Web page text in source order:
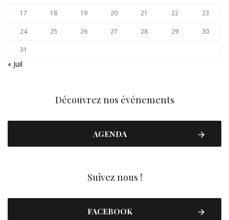
17 18 19 20 21 22 23
24 25 26 27 28 29 30
31
« Juil
Découvrez nos événements
AGENDA
Suivez nous !
FACEBOOK